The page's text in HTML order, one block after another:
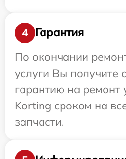
4
Гарантия
По окончании
услуги Вы получите
гарантию на ремонт
Korting сроком на
запчасти.